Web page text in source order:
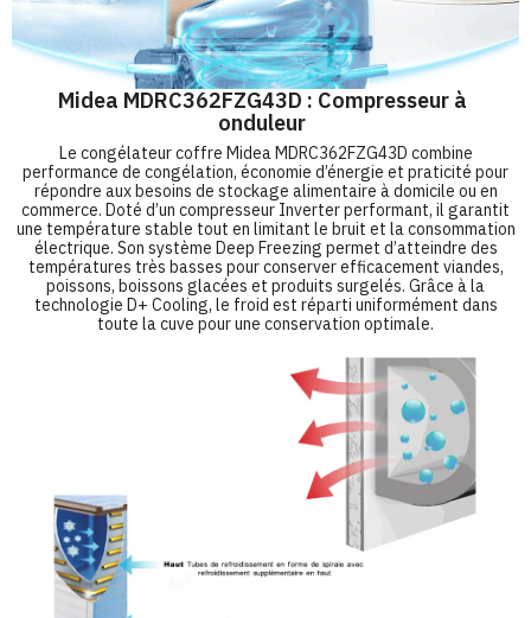
Midea MDRC362FZG43D : Compresseur à
onduleur
Le congélateur coffre Midea MDRC362FZG43D combine
performance de congélation, économie d’énergie et praticité pour
répondre aux besoins de stockage alimentaire à domicile ou en
commerce. Doté d’un compresseur Inverter performant, il garantit
une température stable tout en limitant le bruit et la consommation
électrique. Son système Deep Freezing permet d’atteindre des
températures très basses pour conserver efficacement viandes,
poissons, boissons glacées et produits surgelés. Grâce à la
technologie D+ Cooling, le froid est réparti uniformément dans
toute la cuve pour une conservation optimale.